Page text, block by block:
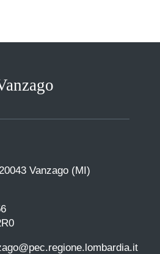
Vanzago (MI)